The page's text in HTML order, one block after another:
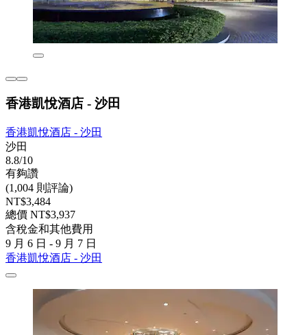
香港凱悅酒店 - 沙田
香港凱悅酒店 - 沙田
沙田
8.8/10
有夠讚
(1,004 則評論)
NT$3,484
總價 NT$3,937
含稅金和其他費用
9 月 6 日 - 9 月 7 日
香港凱悅酒店 - 沙田